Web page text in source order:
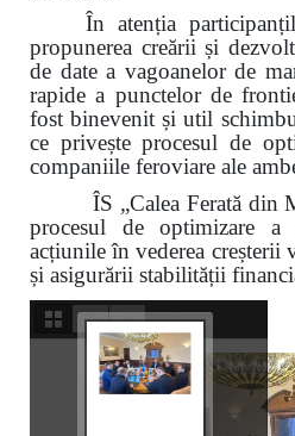
În atenția
propunerea creării și
de date a vagoanelor de
rapide a punctelor de
fost binevenit și util
ce privește procesul de
companiile feroviare ale
ÎS „Calea Ferată din
procesul de optimizare a
acțiunile în vederea
și asigurării stabilității